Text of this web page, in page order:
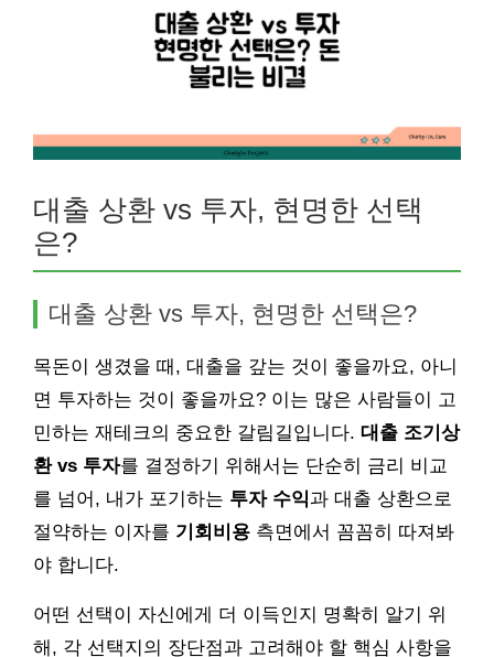
대출 상환 vs 투자, 현명한 선택
은?
대출 상환 vs 투자, 현명한 선택은?
목돈이 생겼을 때, 대출을 갚는 것이 좋을까요, 아니
면 투자하는 것이 좋을까요? 이는 많은 사람들이 고
민하는 재테크의 중요한 갈림길입니다. 대출 조기상
환 vs 투자를 결정하기 위해서는 단순히 금리 비교
를 넘어, 내가 포기하는 투자 수익과 대출 상환으로
절약하는 이자를 기회비용 측면에서 꼼꼼히 따져봐
야 합니다.
어떤 선택이 자신에게 더 이득인지 명확히 알기 위
해, 각 선택지의 장단점과 고려해야 할 핵심 사항을